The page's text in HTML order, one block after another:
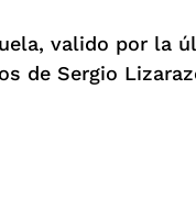
valido por la
de Sergio